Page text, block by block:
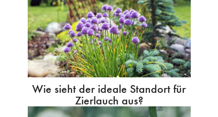
Wie sieht der ideale Standort für
Zierlauch aus?